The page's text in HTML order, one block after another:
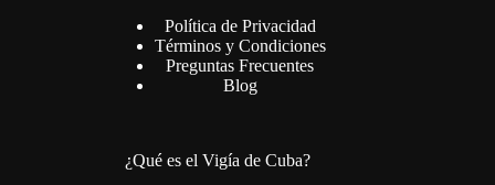
Política de Privacidad
Términos y Condiciones
Preguntas Frecuentes
Blog
¿Qué es el Vigía de Cuba?